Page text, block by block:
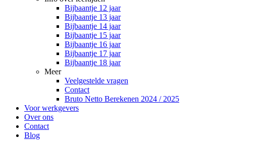
Bijbaantje 12 jaar
Bijbaantje 13 jaar
Bijbaantje 14 jaar
Bijbaantje 15 jaar
Bijbaantje 16 jaar
Bijbaantje 17 jaar
Bijbaantje 18 jaar
Meer
Veelgestelde vragen
Contact
Bruto Netto Berekenen 2024 / 2025
Voor werkgevers
Over ons
Contact
Blog